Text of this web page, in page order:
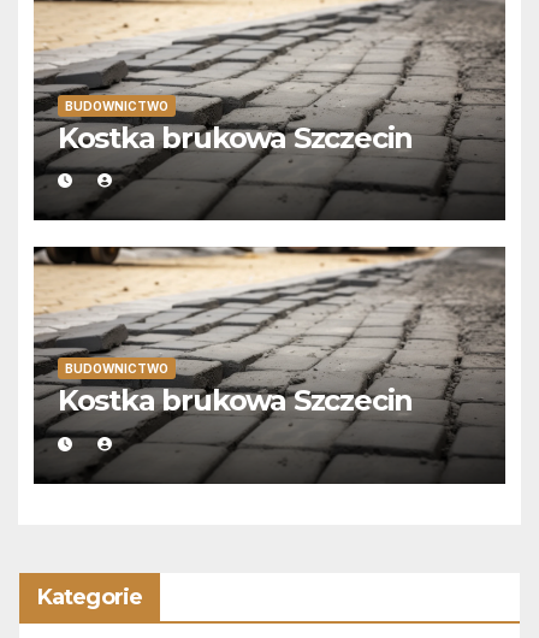
BUDOWNICTWO
Kostka brukowa Szczecin
BUDOWNICTWO
Kostka brukowa Szczecin
Kategorie